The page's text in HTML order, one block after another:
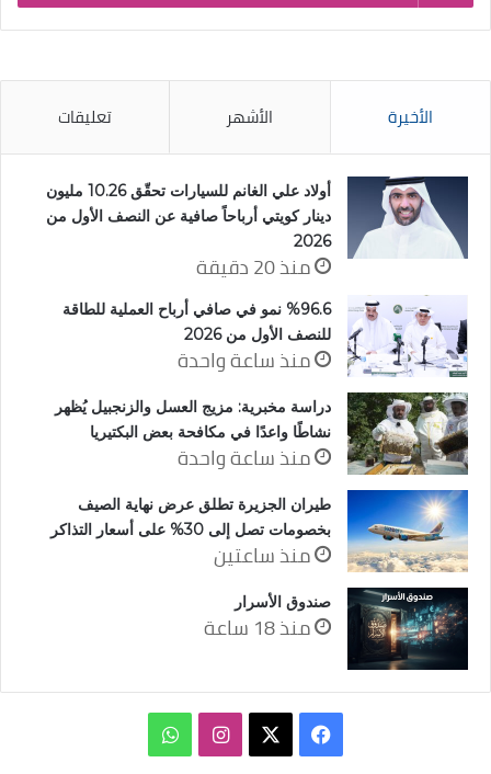
الأخيرة الأشهر تعليقات
أولاد علي الغانم للسيارات تحقّق 10.26 مليون
دينار كويتي أرباحاً صافية عن النصف الأول من
2026
منذ 20 دقيقة
%96.6 نمو في صافي أرباح العملية للطاقة
للنصف الأول من 2026
منذ ساعة واحدة
دراسة مخبرية: مزيج العسل والزنجبيل يُظهر
نشاطًا واعدًا في مكافحة بعض البكتيريا
منذ ساعة واحدة
طيران الجزيرة تطلق عرض نهاية الصيف
بخصومات تصل إلى 30% على أسعار التذاكر
منذ ساعتين
صندوق الأسرار
منذ 18 ساعة
فيسبوك انستقرامواتساب